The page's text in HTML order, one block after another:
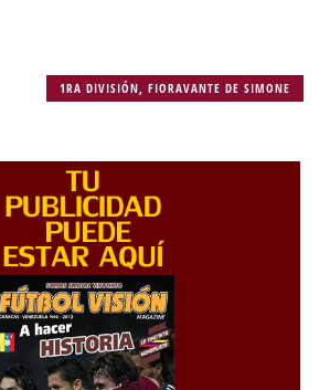
1RA DIVISIÓN,FIORAVANTE DE SIMONE